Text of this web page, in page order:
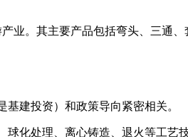
。其主要产品包括弯头、三通
建投资）和政策导向紧密相关。
化处理、离心铸造、退火等工艺